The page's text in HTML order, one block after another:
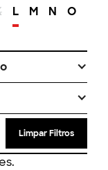
L M N O
Limpar Filtros